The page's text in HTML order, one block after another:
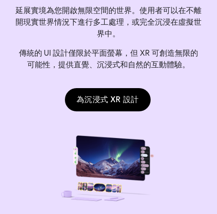
延展實境為您開啟無限空間的世界。使用者可以在不離
開現實世界情況下進行多工處理，或完全沉浸在虛擬世
界中。
傳統的 UI 設計僅限於平面螢幕，但 XR 可創造無限的
可能性，提供直覺、沉浸式和自然的互動體驗。
為沉浸式 XR 設計